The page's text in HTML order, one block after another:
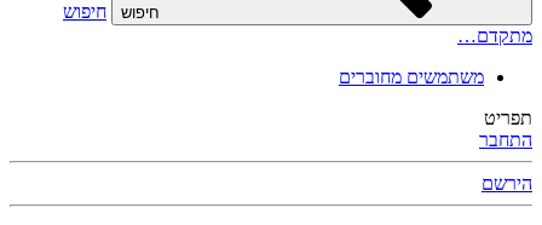
חיפוש
חיפוש
מתקדם…
משתמשים מחוברים
תפריט
התחבר
הירשם